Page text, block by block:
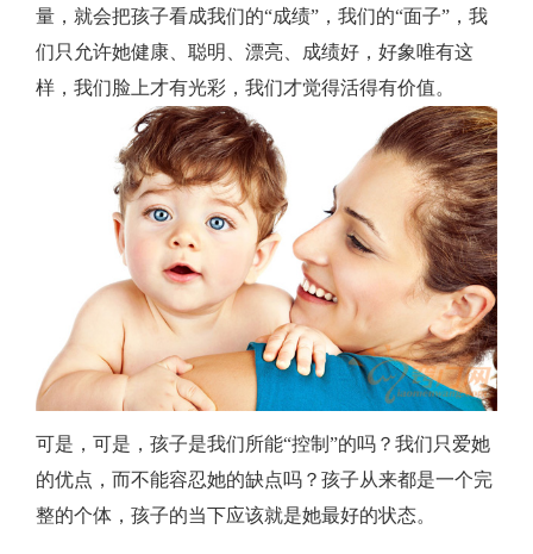
量，就会把孩子看成我们的“成绩”，我们的“面子”，我
们只允许她健康、聪明、漂亮、成绩好，好象唯有这
样，我们脸上才有光彩，我们才觉得活得有价值。
可是，可是，孩子是我们所能“控制”的吗？我们只爱她
的优点，而不能容忍她的缺点吗？孩子从来都是一个完
整的个体，孩子的当下应该就是她最好的状态。